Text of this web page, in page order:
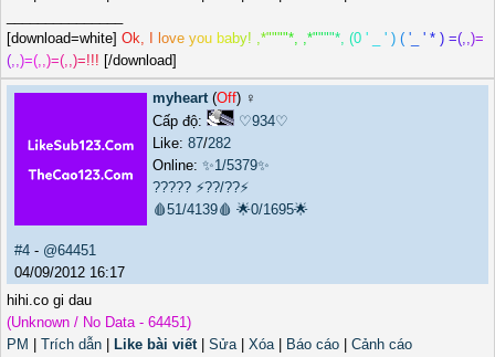
[download=white] Ok, ove you baby! ,*""""*, ,*""""*, (0 ' ' ) ( ' ' * ) =(,,)=
(,,)=(,,)=(,,)=!!! [/download]
myheart(Off) ♀️
Cấp độ:
♡934♡
Like: 87/282
Online: ✨1/5379✨
????? ⚡??/??⚡
🩸51/4139🩸 🌟0/1695🌟
#4 - @64451
04/09/2012 16:17
hihi.co gi dau
(Unknown / No Data - 64451)
PM
Trích dẫn Like bài viết| Sửa| Xóa| Báo cáo
Cảnh cáo